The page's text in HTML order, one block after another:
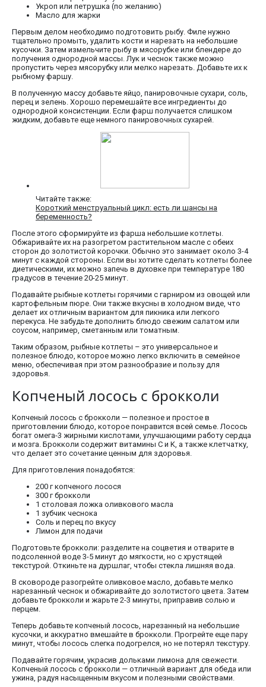
Укроп или петрушка (по желанию)
Масло для жарки
Первым делом необходимо подготовить рыбу. Филе нужно
тщательно промыть, удалить кости и нарезать на небольшие
кусочки. Затем измельчите рыбу в мясорубке или блендере до
получения однородной массы. Лук и чеснок также можно
пропустить через мясорубку или мелко нарезать. Добавьте их к
рыбному фаршу.
В полученную массу добавьте яйцо, панировочные сухари, соль,
перец и зелень. Хорошо перемешайте все ингредиенты до
однородной консистенции. Если фарш получается слишком
жидким, добавьте еще немного панировочных сухарей.
Читайте также:
Короткий менструальный цикл: есть ли шансы на
беременность?
После этого сформируйте из фарша небольшие котлеты.
Обжаривайте их на разогретом растительном масле с обеих
сторон до золотистой корочки. Обычно это занимает около 3-4
минут с каждой стороны. Если вы хотите сделать котлеты более
диетическими, их можно запечь в духовке при температуре 180
градусов в течение 20-25 минут.
Подавайте рыбные котлеты горячими с гарниром из овощей или
картофельным пюре. Они также вкусны в холодном виде, что
делает их отличным вариантом для пикника или легкого
перекуса. Не забудьте дополнить блюдо свежим салатом или
соусом, например, сметанным или томатным.
Таким образом, рыбные котлеты – это универсальное и
полезное блюдо, которое можно легко включить в семейное
меню, обеспечивая при этом разнообразие и пользу для
здоровья.
Копченый лосось с брокколи
Копченый лосось с брокколи — полезное и простое в
приготовлении блюдо, которое понравится всей семье. Лосось
богат омега-3 жирными кислотами, улучшающими работу сердца
и мозга. Брокколи содержит витамины C и K, а также клетчатку,
что делает это сочетание ценным для здоровья.
Для приготовления понадобятся:
200 г копченого лосося
300 г брокколи
1 столовая ложка оливкового масла
1 зубчик чеснока
Соль и перец по вкусу
Лимон для подачи
Подготовьте брокколи: разделите на соцветия и отварите в
подсоленной воде 3-5 минут до мягкости, но с хрустящей
текстурой. Откиньте на дуршлаг, чтобы стекла лишняя вода.
В сковороде разогрейте оливковое масло, добавьте мелко
нарезанный чеснок и обжаривайте до золотистого цвета. Затем
добавьте брокколи и жарьте 2-3 минуты, приправив солью и
перцем.
Теперь добавьте копченый лосось, нарезанный на небольшие
кусочки, и аккуратно вмешайте в брокколи. Прогрейте еще пару
минут, чтобы лосось слегка подогрелся, но не потерял текстуру.
Подавайте горячим, украсив дольками лимона для свежести.
Копченый лосось с брокколи — отличный вариант для обеда или
ужина, радуя насыщенным вкусом и полезными свойствами.